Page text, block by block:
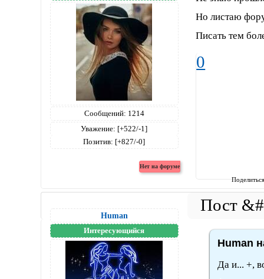
Сообщений: 1214
Уважение: [+522/-1]
Позитив: [+827/-0]
Но листаю
Писать тем
0
Human
Интересующийся
Human
Да и... +,